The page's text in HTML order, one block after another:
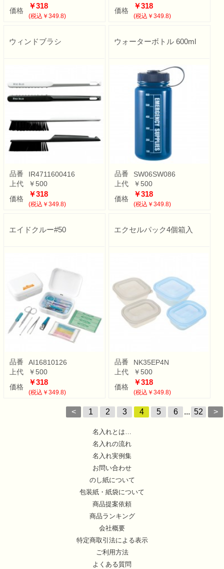
価格
￥318
(税込￥349.8)
価格
￥318
(税込￥349.8)
ウィンドブラシ
品番
IR4711600416
上代
￥500
価格
￥318
(税込￥349.8)
ウォーターボトル 600ml
品番
SW06SW086
上代
￥500
価格
￥318
(税込￥349.8)
エイドクルー#50
品番
AI16810126
上代
￥500
価格
￥318
(税込￥349.8)
エクセルパック4個箱入
品番
NK35EP4N
上代
￥500
価格
￥318
(税込￥349.8)
< 1 2 3 4 5 6 ... 52 >
名入れとは…
名入れの流れ
名入れ実例集
お問い合わせ
のし紙について
包装紙・紙袋について
商品提案依頼
商品ランキング
会社概要
特定商取引法による表示
ご利用方法
よくある質問